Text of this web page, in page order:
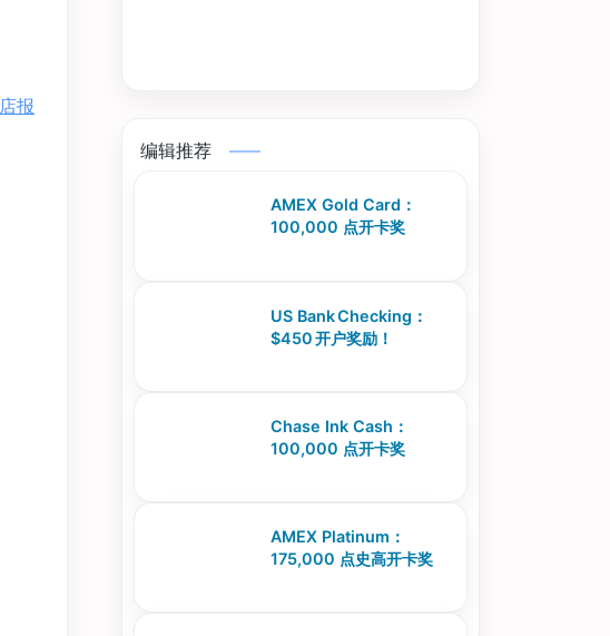
报
编辑推荐
AMEX Gold Card：
100,000 点开卡奖
US Bank Checking：
$450 开户奖励！
Chase Ink Cash：
100,000 点开卡奖
AMEX Platinum：
175,000 点史高开卡奖